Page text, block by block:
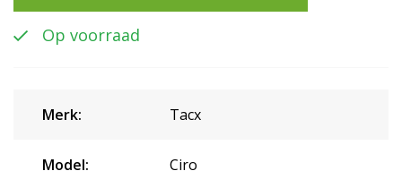
Op voorraad
Merk: Tacx
Model: Ciro